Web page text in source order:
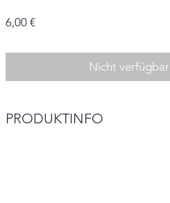
6,00 €Preis
Nicht verfügbar
PRODUKTINFO